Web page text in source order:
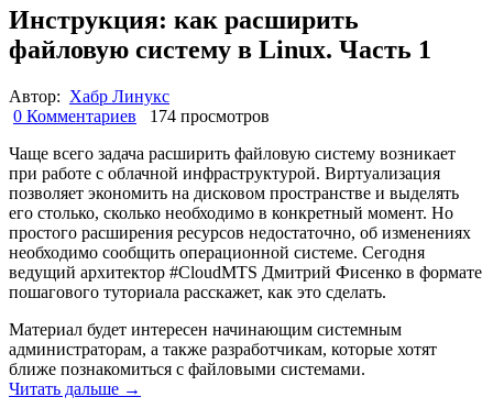
Инструкция: как расширить
файловую систему в Linux. Часть 1
Автор: Хабр Линукс
0 Комментариев
174 просмотров
Чаще всего задача расширить файловую систему возникает
при работе с облачной инфраструктурой. Виртуализация
позволяет экономить на дисковом пространстве и выделять
его столько, сколько необходимо в конкретный момент. Но
простого расширения ресурсов недостаточно, об изменениях
необходимо сообщить операционной системе. Сегодня
ведущий архитектор #CloudMTS Дмитрий Фисенко в формате
пошагового туториала расскажет, как это сделать.
Материал будет интересен начинающим системным
администраторам, а также разработчикам, которые хотят
ближе познакомиться с файловыми системами.
Читать дальше →